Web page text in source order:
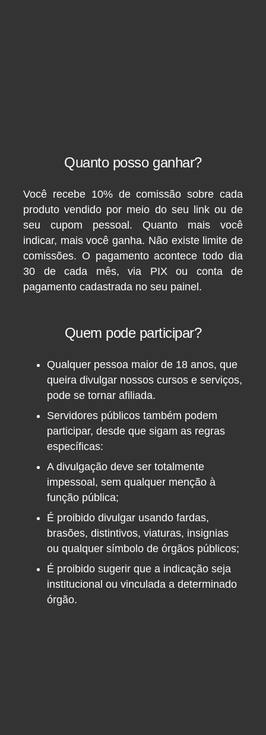
Quanto posso ganhar?
Você recebe 10% de comissão sobre cada
produto vendido por meio do seu link ou de
seu cupom pessoal. Quanto mais você
indicar, mais você ganha. Não existe limite de
comissões. O pagamento acontece todo dia
30 de cada mês, via PIX ou conta de
pagamento cadastrada no seu painel.
Quem pode participar?
Qualquer pessoa maior de 18 anos, que
queira divulgar nossos cursos e serviços,
pode se tornar afiliada.
Servidores públicos também podem
participar, desde que sigam as regras
específicas:
A divulgação deve ser totalmente
impessoal, sem qualquer menção à
função pública;
É proibido divulgar usando fardas,
brasões, distintivos, viaturas, insignias
ou qualquer símbolo de órgãos públicos;
É proibido sugerir que a indicação seja
institucional ou vinculada a determinado
órgão.